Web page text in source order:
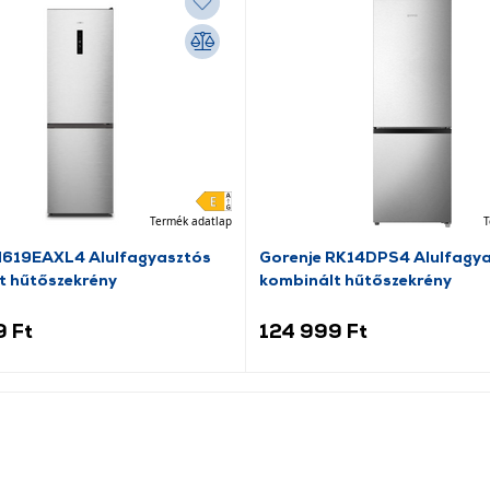
Termék adatlap
Alulfagyasztós
hűtőszekrény
Ft
Gorenje RK14DPS4
kombinált hűtőszekrény
124 999 Ft